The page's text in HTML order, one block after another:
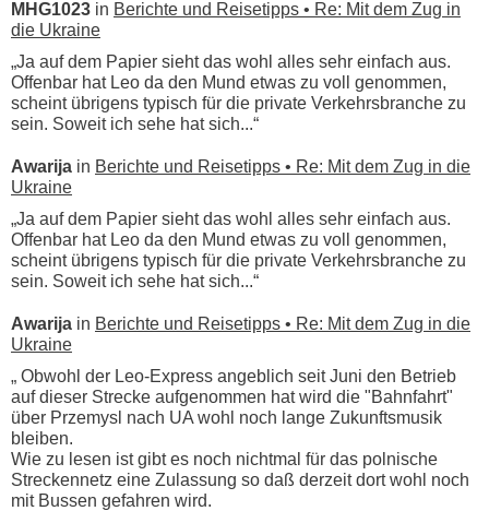
MHG1023 in Berichte und Reisetipps • Re: Mit dem Zug in
die Ukraine
„Ja auf dem Papier sieht das wohl alles sehr einfach aus.
Offenbar hat Leo da den Mund etwas zu voll genommen,
scheint übrigens typisch für die private Verkehrsbranche zu
sein. Soweit ich sehe hat sich...“
Awarija in Berichte und Reisetipps • Re: Mit dem Zug in die
Ukraine
„Ja auf dem Papier sieht das wohl alles sehr einfach aus.
Offenbar hat Leo da den Mund etwas zu voll genommen,
scheint übrigens typisch für die private Verkehrsbranche zu
sein. Soweit ich sehe hat sich...“
Awarija in Berichte und Reisetipps • Re: Mit dem Zug in die
Ukraine
„ Obwohl der Leo-Express angeblich seit Juni den Betrieb
auf dieser Strecke aufgenommen hat wird die "Bahnfahrt"
über Przemysl nach UA wohl noch lange Zukunftsmusik
bleiben.
Wie zu lesen ist gibt es noch nichtmal für das polnische
Streckennetz eine Zulassung so daß derzeit dort wohl noch
mit Bussen gefahren wird.